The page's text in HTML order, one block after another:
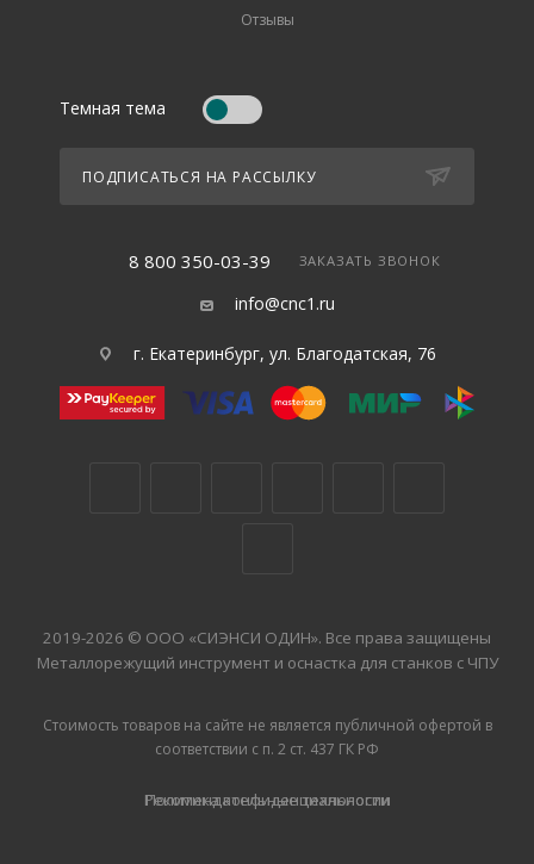
Отзывы
Темная тема
ПОДПИСАТЬСЯ НА РАССЫЛКУ
8 800 350-03-39 ЗАКАЗАТЬ ЗВОНОК
info@cnc1.ru
г. Екатеринбург, ул. Благодатская, 76
2019-2026 © ООО «СИЭНСИ ОДИН». Все права защищены
Металлорежущий инструмент и оснастка для станков с ЧПУ
Стоимость товаров на сайте не является публичной офертой в
соответствии с п. 2 ст. 437 ГК РФ
Политика конфиденциальности
Рекомендательные технологии